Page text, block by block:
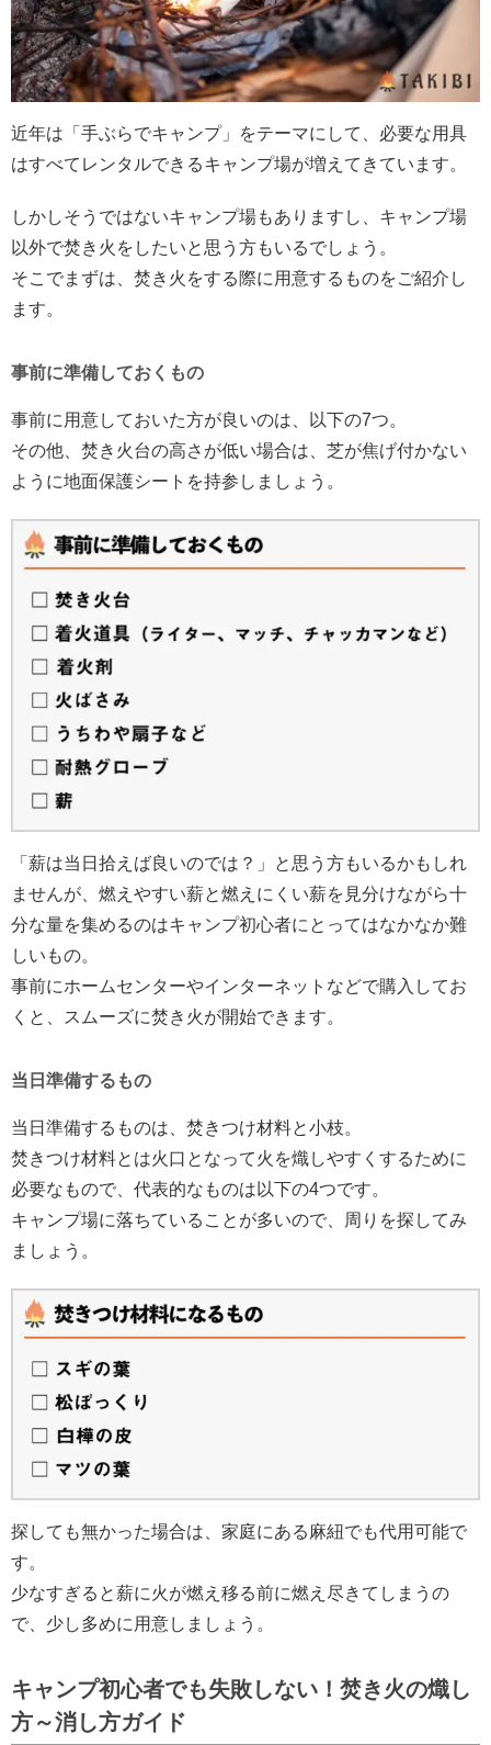
近年は「手ぶらでキャンプ」をテーマにして、必要な用具
はすべてレンタルできるキャンプ場が増えてきています。
しかしそうではないキャンプ場もありますし、キャンプ場
以外で焚き火をしたいと思う方もいるでしょう。
そこでまずは、焚き火をする際に用意するものをご紹介し
ます。
事前に準備しておくもの
事前に用意しておいた方が良いのは、以下の7つ。
その他、焚き火台の高さが低い場合は、芝が焦げ付かない
ように地面保護シートを持参しましょう。
「薪は当日拾えば良いのでは？」と思う方もいるかもしれ
ませんが、燃えやすい薪と燃えにくい薪を見分けながら十
分な量を集めるのはキャンプ初心者にとってはなかなか難
しいもの。
事前にホームセンターやインターネットなどで購入してお
くと、スムーズに焚き火が開始できます。
当日準備するもの
当日準備するものは、焚きつけ材料と小枝。
焚きつけ材料とは火口となって火を熾しやすくするために
必要なもので、代表的なものは以下の4つです。
キャンプ場に落ちていることが多いので、周りを探してみ
ましょう。
探しても無かった場合は、家庭にある麻紐でも代用可能で
す。
少なすぎると薪に火が燃え移る前に燃え尽きてしまうの
で、少し多めに用意しましょう。
キャンプ初心者でも失敗しない！焚き火の熾し
方～消し方ガイド